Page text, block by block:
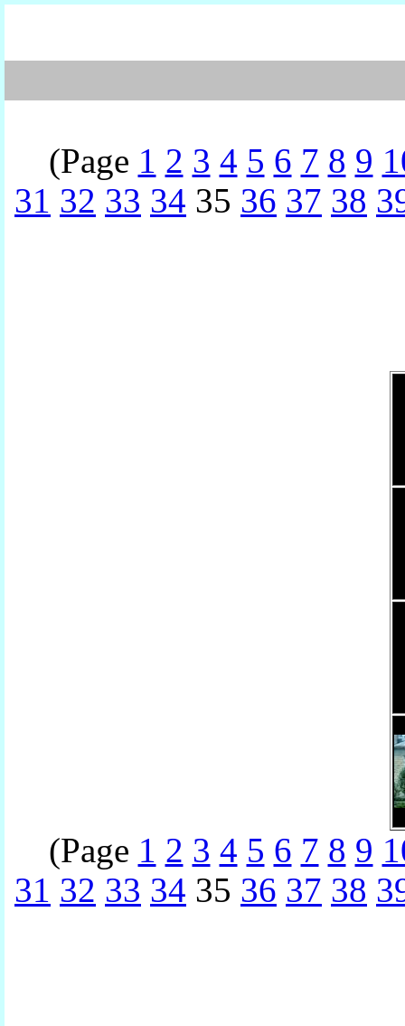
(Page 1 2 3 4 5 6 7 8 9
31 32 33 34 35 36 37 38
(Page 1 2 3 4 5 6 7 8 9
31 32 33 34 35 36 37 38